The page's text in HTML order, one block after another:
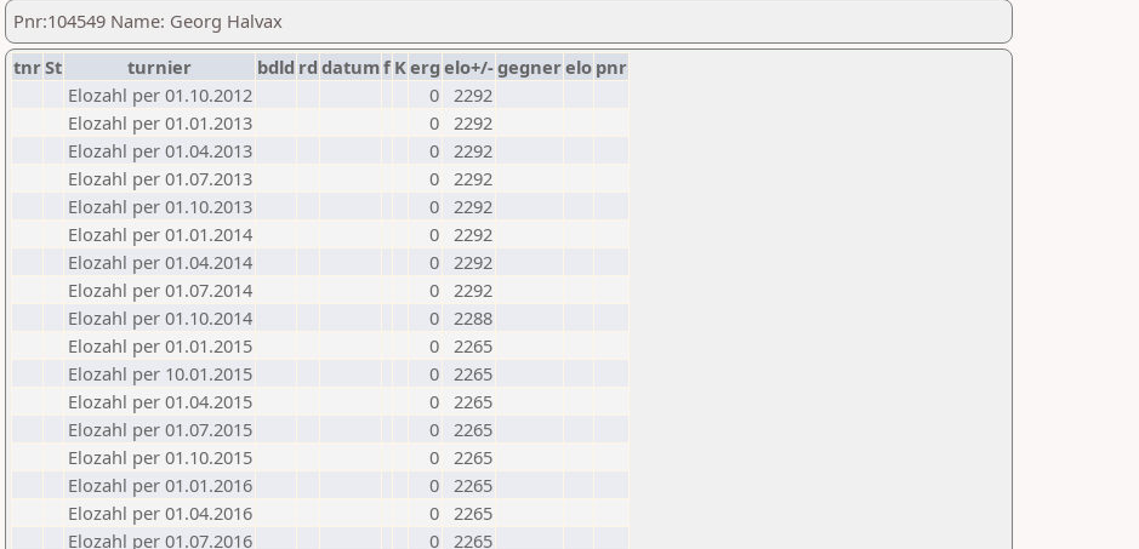
Pnr:104549 Name: Georg Halvax
tnrSt turnier bdld rd datumf Kerg elo+/-gegnerelo pnr
Elozahl per 01.10.2012
0 2292
Elozahl per 01.01.2013
0 2292
Elozahl per 01.04.2013
0 2292
Elozahl per 01.07.2013
0 2292
Elozahl per 01.10.2013
0 2292
Elozahl per 01.01.2014
0 2292
Elozahl per 01.04.2014
0 2292
Elozahl per 01.07.2014
0 2292
Elozahl per 01.10.2014
0 2288
Elozahl per 01.01.2015
0 2265
Elozahl per 10.01.2015
0 2265
Elozahl per 01.04.2015
0 2265
Elozahl per 01.07.2015
0 2265
Elozahl per 01.10.2015
0 2265
Elozahl per 01.01.2016
0 2265
Elozahl per 01.04.2016
0 2265
Elozahl per 01.07.2016
0 2265